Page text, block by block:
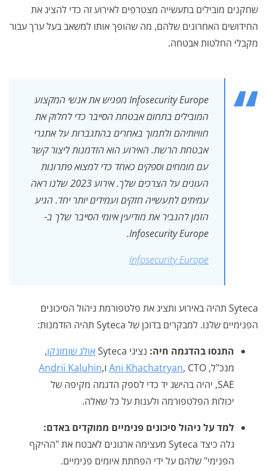
שחקנים מובילים בתעשייה מצטרפים לאירוע זה כדי להציג את
החידושים האחרונים שלהם, מה שהופך אותו למשאב בעל ערך עבור
מקבלי החלטות אבטחה.
Infosecurity Europe מפגיש את אנשי המקצוע
המובילים בתחום אבטחת הסייבר כדי לחלוק את
חוויותיהם ולתמוך באחרים בהתגברות על אתגרי
אבטחת הרשת. האירוע הוא הזדמנות ליצור קשר
עם מומחים וספקים כאחד כדי למצוא פתרונות
העונים על הצרכים שלך. אירוע 2023 שלנו ראה
עמיתים לתעשייה חזקים ועמידים יותר יחד. הגיע
הזמן להגביר את מודיעין איומי הסייבר שלך ב-
Infosecurity Europe.
Infosecurity Europe
Syteca תהיה באירוע ותציג את פלטפורמת ניהול הסיכונים
הפנימיים שלנו. למבקרים בדוכן של Syteca תהיה הזדמנות:
התנסו בהדגמה חיה: נציגי Syteca אולג שומונקו,
מנכ"ל,
Ani Khachatryan, CTO ו Andrii Kaluhin,
SAE, יהיה בהישג יד כדי לספק הדגמה מקיפה של
יכולות הפלטפורמה ולענות על כל שאלה.
למד על ניהול סיכונים פנימיים ממוקדים באדם:
גלה כיצד Syteca מעצימה ארגונים לאבטח את "ההיקף
הפנימי" שלהם על ידי הפחתת איומים פנימיים.